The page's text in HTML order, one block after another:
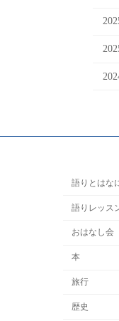
語りとはな
語りレッス
おはなし会
本
旅行
歴史